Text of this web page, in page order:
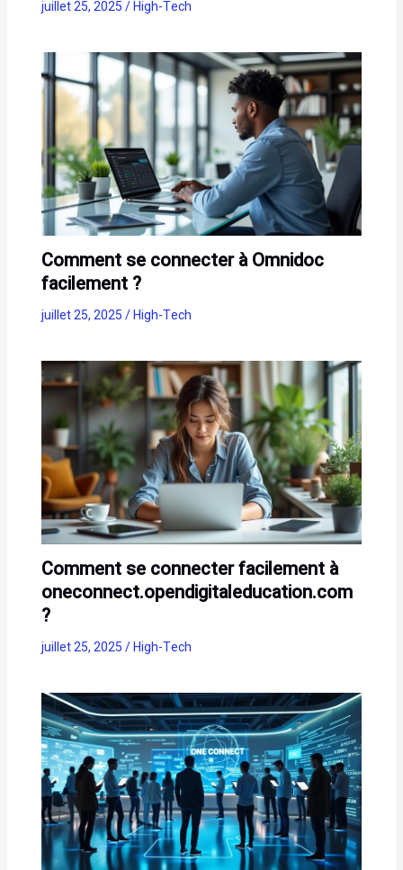
juillet 25, 2025/High-Tech
Comment se connecter à Omnidoc
facilement ?
juillet 25, 2025/High-Tech
Comment se connecter facilement à
oneconnect.opendigitaleducation.com
?
juillet 25, 2025/High-Tech